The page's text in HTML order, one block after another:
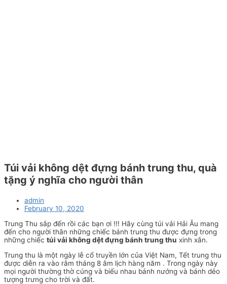
Túi vải không dệt đựng bánh trung thu, quà
tặng ý nghĩa cho người thân
admin
February 10, 2020
Trung Thu sắp đến rồi các bạn ơi !!! Hãy cùng túi vải Hải Âu mang
đến cho người thân những chiếc bánh trung thu được đựng trong
những chiếc túi vải không dệt đựng bánh trung thu xinh xắn.
Trung thu là một ngày lễ cổ truyền lớn của Việt Nam, Tết trung thu
được diễn ra vào rằm tháng 8 âm lịch hàng năm . Trong ngày này
mọi người thường thờ cúng và biếu nhau bánh nướng và bánh dẻo
tượng trưng cho trời và đất.